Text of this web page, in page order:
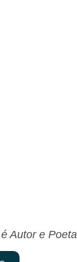
Autor e Poeta